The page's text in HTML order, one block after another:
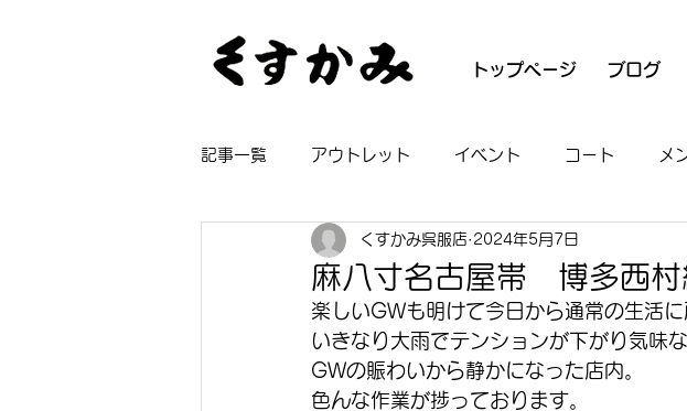
トップページ ブログ
記事一覧 アウトレット イベント コート メ
着物 長襦袢 浴衣 魚河岸シャツ
麻八寸名古屋帯 博多西
くすかみ呉服店 2024年5月7日
楽しいGWも明けて今日から通常の生活に
いきなり大雨でテンションが下がり気味な
GWの賑わいから静かになった店内。
色んな作業が捗っております。